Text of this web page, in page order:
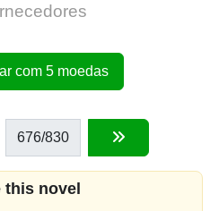
com 5 moedas
676/830
this novel